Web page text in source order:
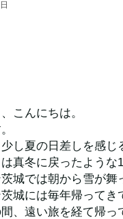
日
こんにちは。
し夏の日差しを感じ
は真冬に戻ったような1
城では朝から雪が舞
城には毎年帰ってき
、遠い旅を経て帰